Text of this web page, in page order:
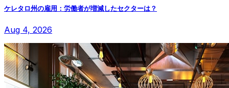
ケレタロ州の雇用：労働者が増減したセクターは？
Aug 4, 2026